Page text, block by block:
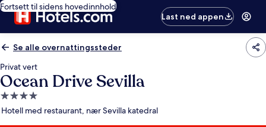
Fortsett til sidens hovedinnhold
Last ned appen
Se alle overnattingssteder
Privat vert
Ocean Drive Sevilla
Overnattingssted
med
Hotell med restaurant, nær Sevilla katedral